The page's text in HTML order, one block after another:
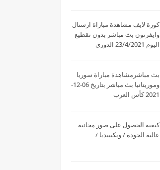
كورة لايف مشاهدة مباراة ارسنال
وايفرتون بث مباشر بدون تقطيع
اليوم 23/4/2021 الدوري
بث مباشرمشاهدة مباراة سوريا
وموريتانيا بث مباشر بتاريخ 06-12-
2021 كأس العرب
كيفية الحصول على صور مجانية
عالية الجودة / ويكيبيديا /